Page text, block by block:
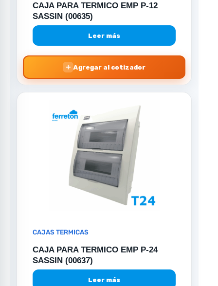
CAJA PARA TERMICO EMP P-12
SASSIN (00635)
Leer más
＋ Agregar al cotizador
CAJAS TERMICAS
CAJA PARA TERMICO EMP P-24
SASSIN (00637)
Leer más